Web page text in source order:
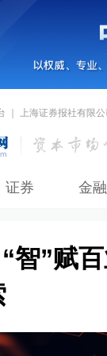
｜ 上海证券报社有限
证券 金融
智”赋